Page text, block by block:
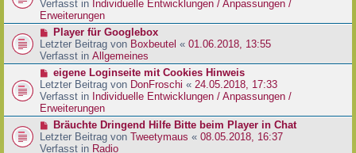
g
i
t
a
g
u
e
r
B
e
i
r
a
g
Verfasst in Individuelle Entwicklungen / Anpassungen /
Erweiterungen
N
e
u
e
r
B
e
i
r
a
Player für Googlebox
Letzter Beitrag von Boxbeutel « 01.06.2018, 13:55
Verfasst in Allgemeines
N
e
u
e
r
B
e
eigene Loginseite mit Cookies Hinweis
Letzter Beitrag von DonFroschi « 24.05.2018, 17:33
Verfasst in Individuelle Entwicklungen / Anpassungen /
Erweiterungen
N
e
u
Bräuchte Dringend Hilfe Bitte beim Player in Chat
Letzter Beitrag von Tweetymaus « 08.05.2018, 16:37
Verfasst in Radio